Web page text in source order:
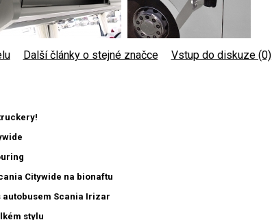
Další články o stejné značce Vstup do diskuze (0)
Citywide na bionaftu
autobusem Scania Irizar
stylu